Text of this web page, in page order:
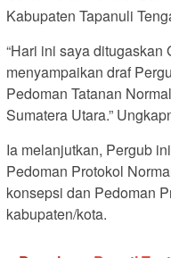
Kabupaten Tapanuli
“Hari ini saya ditugaskan
menyampaikan draf
Pedoman Tatanan
Sumatera Utara.”
Ia melanjutkan, Pergub
Pedoman Protokol
konsepsi dan Pedoman
kabupaten/kota.